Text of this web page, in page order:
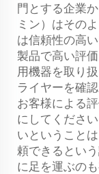
門とする企業
ミン）はその
は信頼性の高
製品で高い評
用機器を取り
ライヤーを確
お客様による
にしてくださ
いということ
頼できるとい
に足を運ぶの